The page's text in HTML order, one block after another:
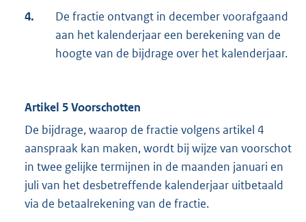
4.
De fractie ontvangt in december voorafgaand
aan het kalenderjaar een berekening van de
hoogte van de bijdrage over het kalenderjaar.
Artikel 5 Voorschotten
De bijdrage, waarop de fractie volgens artikel 4
aanspraak kan maken, wordt bij wijze van voorschot
in twee gelijke termijnen in de maanden januari en
juli van het desbetreffende kalenderjaar uitbetaald
via de betaalrekening van de fractie.